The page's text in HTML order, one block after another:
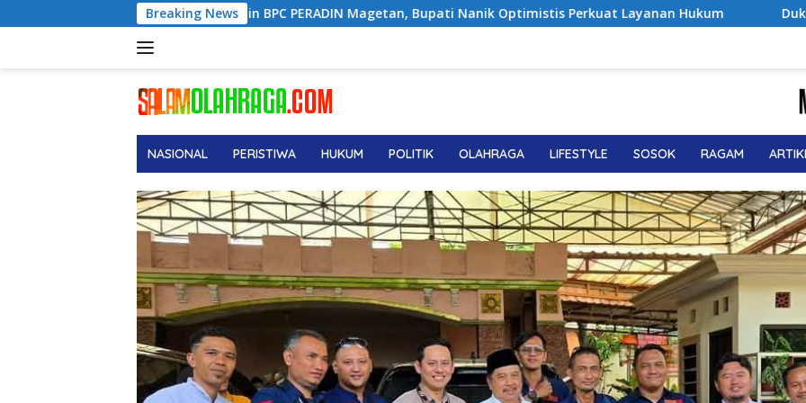
ke
Breaking News
PERADIN Magetan, Bupati Nanik Optimistis Perkuat Layanan Hukum Dukcapil Ungkap Tren Nama Anak
NASIONAL PERISTIWA HUKUM POLITIK OLAHRAGA LIFESTYLE SOSOK RAGAM